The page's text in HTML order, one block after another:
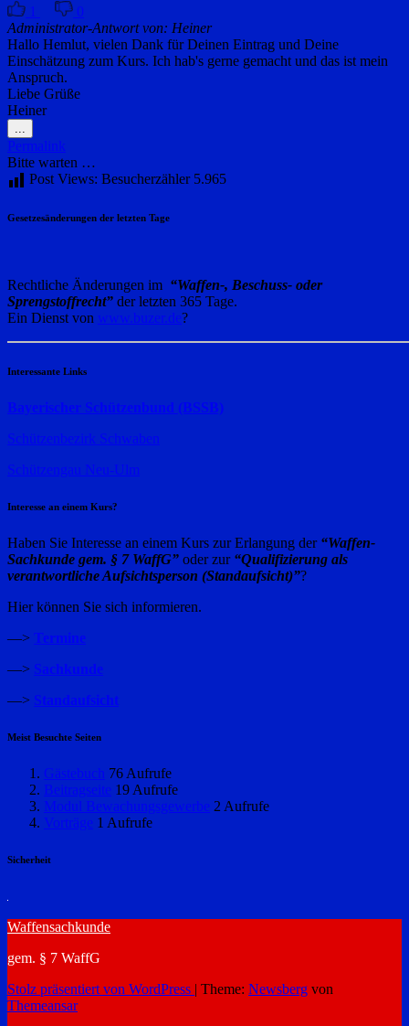
1
0
Administrator-Antwort von: Heiner
Hallo Hemlut, vielen Dank für Deinen Eintrag und Deine
Einschätzung zum Kurs. Ich hab's gerne gemacht und das ist mein
Anspruch.
Liebe Grüße
Heiner
...
Metabox
ein-/ausblenden.
Permalink
Bitte warten …
Post Views: Besucherzähler 5.965
Gesetzesänderungen der letzten Tage
Rechtliche Änderungen im “Waffen-, Beschuss- oder
Sprengstoffrecht” der letzten 365 Tage.
Ein Dienst von www.buzer.de?
Interessante Links
Bayerischer Schützenbund (BSSB)
Schützenbezirk Schwaben
Schützengau Neu-Ulm
Interesse an einem Kurs?
Haben Sie Interesse an einem Kurs zur Erlangung der “Waffen-
Sachkunde gem. § 7 WaffG” oder zur “Qualifizierung als
verantwortliche Aufsichtsperson (Standaufsicht)”?
Hier können Sie sich informieren.
—> Termine
—> Sachkunde
—> Standaufsicht
Meist Besuchte Seiten
Gästebuch 76 Aufrufe
Beitragseite 19 Aufrufe
Modul Bewachungsgewerbe 2 Aufrufe
Vorträge 1 Aufrufe
Sicherheit
Waffensachkunde
gem. § 7 WaffG
Stolz präsentiert von WordPress | Theme: Newsberg von
Themeansar